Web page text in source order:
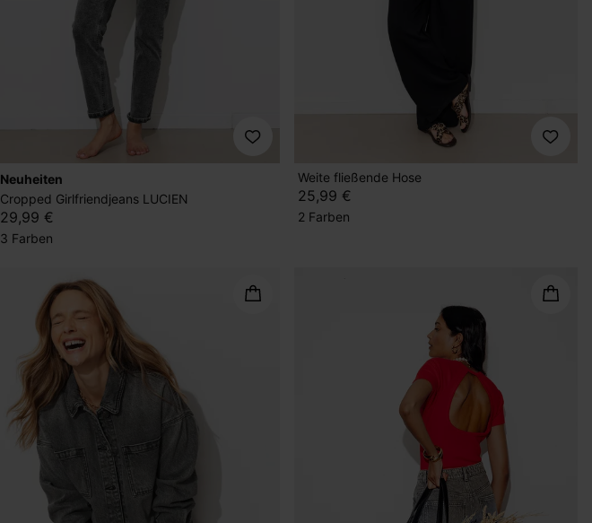
Neuheiten
Cropped Girlfriendjeans LUCIEN
29,99 €
3 Farben
Weite fließende Hose
25,99 €
2 Farben